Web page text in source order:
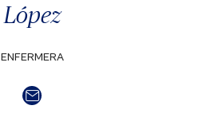
López
ENFERMERA